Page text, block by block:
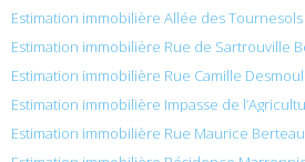
Estimation immobilière Allée des
Estimation immobilière Rue de Sartrouville
Estimation immobilière Rue Camille
Estimation immobilière Impasse de
Estimation immobilière Rue Maurice